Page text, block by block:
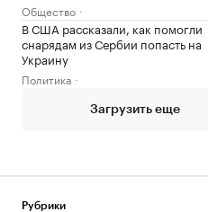
Общество
В США рассказали, как помогли
снарядам из Сербии попасть на
Украину
Политика
Загрузить еще
Рубрики